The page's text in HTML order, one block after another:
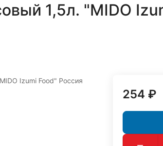
1,5л. "MIDO
Izumi Food" Россия
254 ₽